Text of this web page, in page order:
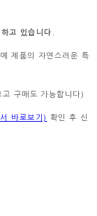
고 있습니다.
제품의 자연스러운 특
고 구매도 가능합니다)
바로보기)
확인 후 신